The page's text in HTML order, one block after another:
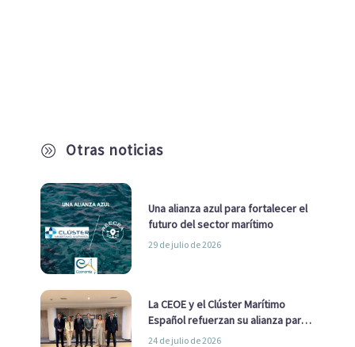
A Otras noticias
Una alianza azul para fortalecer el
futuro del sector marítimo
29 de julio de 2026
La CEOE y el Clúster Marítimo
Español refuerzan su alianza para
impulsar una estrategia Nacional
24 de julio de 2026